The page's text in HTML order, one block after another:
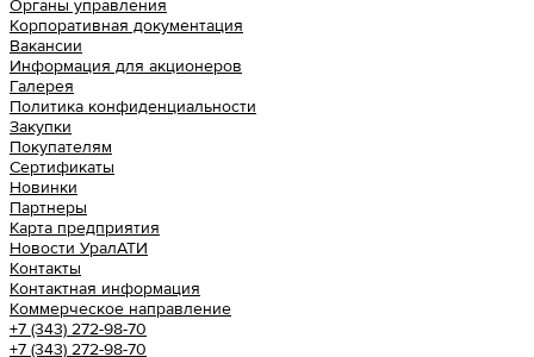
Органы управления
Корпоративная документация
Вакансии
Информация для акционеров
Галерея
Политика конфиденциальности
Закупки
Покупателям
Сертификаты
Новинки
Партнеры
Карта предприятия
Новости УралАТИ
Контакты
Контактная информация
Коммерческое направление
+7 (343) 272-98-70
+7 (343) 272-98-70